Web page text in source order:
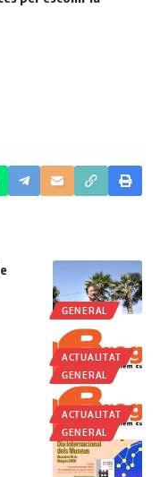
GENERAL
ACTUALITAT
GENERAL
ACTUALITAT
GENERAL